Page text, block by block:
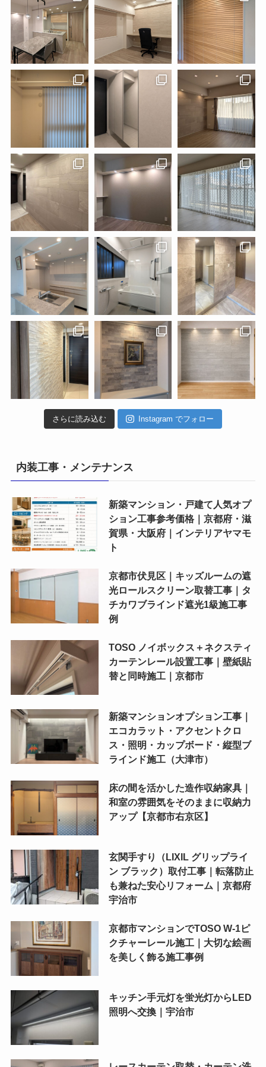
さらに読み込む Instagram でフォロー
内装工事・メンテナンス
新築マンション・戸建て人気オプ
ション工事参考価格｜京都府・滋
賀県・大阪府｜インテリアヤマモ
ト
京都市伏見区｜キッズルームの遮
光ロールスクリーン取替工事｜タ
チカワブラインド遮光1級施工事
例
TOSO ノイボックス＋ネクスティ
カーテンレール設置工事｜壁紙貼
替と同時施工｜京都市
新築マンションオプション工事｜
エコカラット・アクセントクロ
ス・照明・カップボード・縦型ブ
ラインド施工（大津市）
床の間を活かした造作収納家具｜
和室の雰囲気をそのままに収納力
アップ【京都市右京区】
玄関手すり（LIXIL グリップライ
ン ブラック）取付工事｜転落防止
も兼ねた安心リフォーム｜京都府
宇治市
京都市マンションでTOSO W-1ピ
クチャーレール施工｜大切な絵画
を美しく飾る施工事例
キッチン手元灯を蛍光灯からLED
照明へ交換｜宇治市